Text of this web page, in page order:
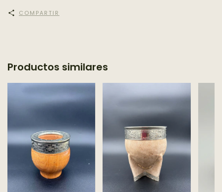
COMPARTIR
Productos similares